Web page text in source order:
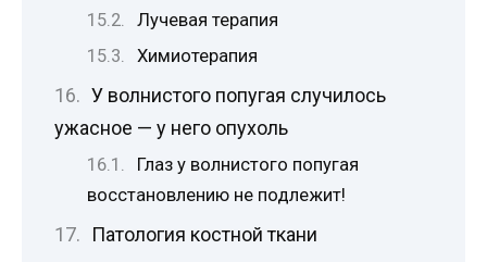
Лучевая терапия
Химиотерапия
У волнистого попугая случилось
ужасное — у него опухоль
Глаз у волнистого попугая
восстановлению не подлежит!
Патология костной ткани